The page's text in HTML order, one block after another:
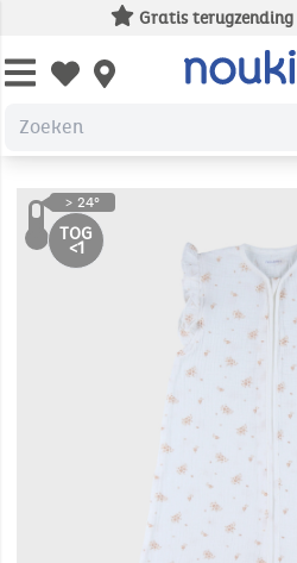
Gratis terugzending
Open wishlist
TOG
<1